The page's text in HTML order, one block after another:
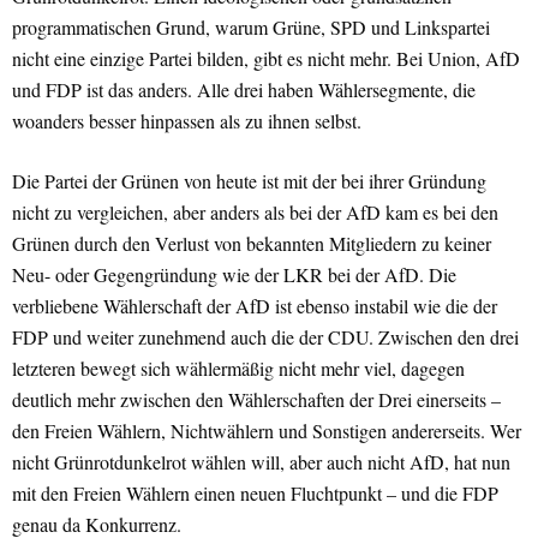
programmatischen Grund, warum Grüne, SPD und Linkspartei
nicht eine einzige Partei bilden, gibt es nicht mehr. Bei Union, AfD
und FDP ist das anders. Alle drei haben Wählersegmente, die
woanders besser hinpassen als zu ihnen selbst.
Die Partei der Grünen von heute ist mit der bei ihrer Gründung
nicht zu vergleichen, aber anders als bei der AfD kam es bei den
Grünen durch den Verlust von bekannten Mitgliedern zu keiner
Neu- oder Gegengründung wie der LKR bei der AfD. Die
verbliebene Wählerschaft der AfD ist ebenso instabil wie die der
FDP und weiter zunehmend auch die der CDU. Zwischen den drei
letzteren bewegt sich wählermäßig nicht mehr viel, dagegen
deutlich mehr zwischen den Wählerschaften der Drei einerseits –
den Freien Wählern, Nichtwählern und Sonstigen andererseits. Wer
nicht Grünrotdunkelrot wählen will, aber auch nicht AfD, hat nun
mit den Freien Wählern einen neuen Fluchtpunkt – und die FDP
genau da Konkurrenz.